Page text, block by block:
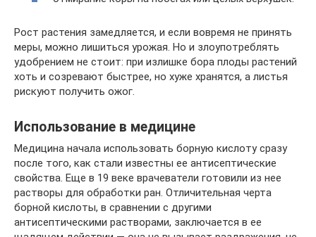
Рост растения замедляется, и если вовремя не принять
меры, можно лишиться урожая. Но и злоупотреблять
удобрением не стоит: при излишке бора плоды растений
хоть и созревают быстрее, но хуже хранятся, а листья
рискуют получить ожог.
Использование в медицине
Медицина начала использовать борную кислоту сразу
после того, как стали известны ее антисептические
свойства. Еще в 19 веке врачеватели готовили из нее
растворы для обработки ран. Отличительная черта
борной кислоты, в сравнении с другими
антисептическими растворами, заключается в ее